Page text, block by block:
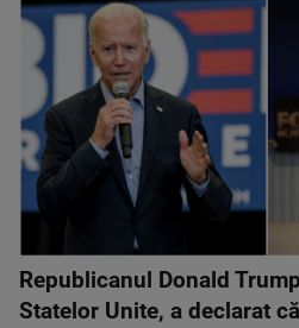
Republicanul Donald
Statelor Unite, a declarat